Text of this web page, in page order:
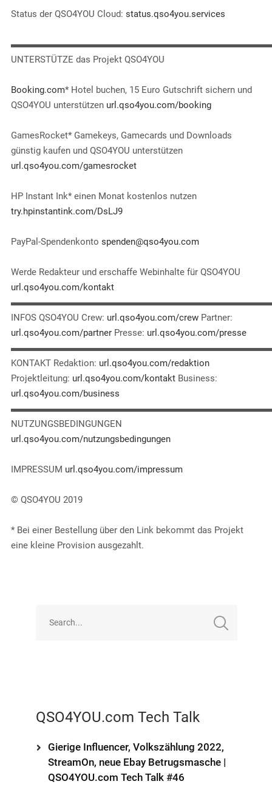
Status der QSO4YOU Cloud: status.qso4you.services
UNTERSTÜTZE das Projekt QSO4YOU
Booking.com* Hotel buchen, 15 Euro Gutschrift sichern und
QSO4YOU unterstützen url.qso4you.com/booking
GamesRocket* Gamekeys, Gamecards und Downloads
günstig kaufen und QSO4YOU unterstützen
url.qso4you.com/gamesrocket
HP Instant Ink* einen Monat kostenlos nutzen
try.hpinstantink.com/DsLJ9
PayPal-Spendenkonto spenden@qso4you.com
Werde Redakteur und erschaffe Webinhalte für QSO4YOU
url.qso4you.com/kontakt
INFOS QSO4YOU Crew: url.qso4you.com/crewPartner:
url.qso4you.com/partnerPresse: url.qso4you.com/presse
KONTAKT Redaktion: url.qso4you.com/redaktion
Projektleitung: url.qso4you.com/kontaktBusiness:
url.qso4you.com/business
NUTZUNGSBEDINGUNGEN
url.qso4you.com/nutzungsbedingungen
IMPRESSUM url.qso4you.com/impressum
© QSO4YOU 2019
* Bei einer Bestellung über den Link bekommt das Projekt
eine kleine Provision ausgezahlt.
QSO4YOU.com Tech Talk
Gierige Influencer, Volkszählung 2022,
StreamOn, neue Ebay Betrugsmasche |
QSO4YOU.com Tech Talk #46